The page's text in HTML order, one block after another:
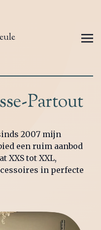
Partout
2007 mijn
een ruim aanbod
XXS tot XXL,
in perfecte